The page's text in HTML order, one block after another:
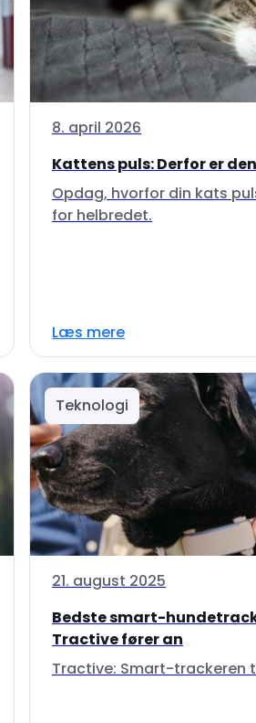
8. april 2026
Kattens puls: Derfor er
Opdag, hvorfor din kats
for helbredet.
Læs mere
Teknologi
21. august 2025
Bedste smart-
Tractive fører an
Tractive: Smart-trackeren